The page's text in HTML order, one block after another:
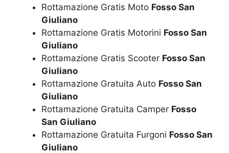
Rottamazione Gratis Moto Fosso San
Giuliano
Rottamazione Gratis Motorini Fosso San
Giuliano
Rottamazione Gratis Scooter Fosso San
Giuliano
Rottamazione Gratuita Auto Fosso San
Giuliano
Rottamazione Gratuita Camper Fosso
San Giuliano
Rottamazione Gratuita Furgoni Fosso San
Giuliano